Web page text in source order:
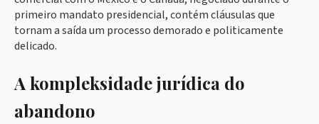
primeiro mandato presidencial, contém cláusulas que
tornam a saída um processo demorado e politicamente
delicado.
A kompleksidade jurídica do
abandono